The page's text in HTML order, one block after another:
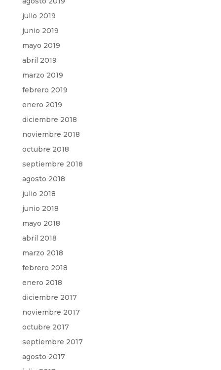
julio 2019
junio 2019
mayo 2019
abril 2019
marzo 2019
febrero 2019
enero 2019
diciembre 2018
noviembre 2018
octubre 2018
septiembre 2018
agosto 2018
julio 2018
junio 2018
mayo 2018
abril 2018
marzo 2018
febrero 2018
enero 2018
diciembre 2017
noviembre 2017
octubre 2017
septiembre 2017
agosto 2017